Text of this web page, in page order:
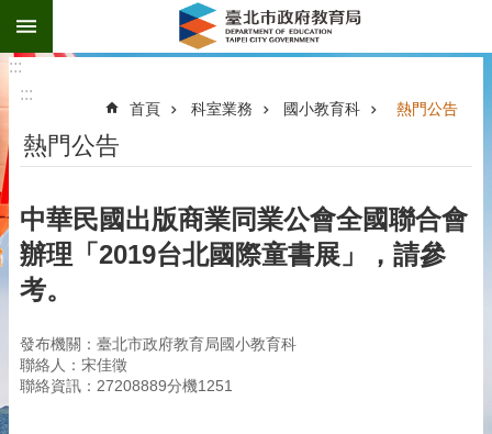
跳到主要內容區塊
:::
:::
首頁 科室業務 國小教育科 熱門公告
熱門公告
中華民國出版商業同業公會全國聯合會
辦理「2019台北國際童書展」，請參
考。
發布機關：臺北市政府教育局國小教育科
聯絡人：宋佳徵
聯絡資訊：27208889分機1251